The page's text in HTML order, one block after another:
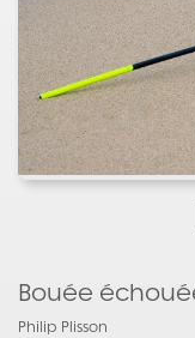
Bouée
Philip Plisson